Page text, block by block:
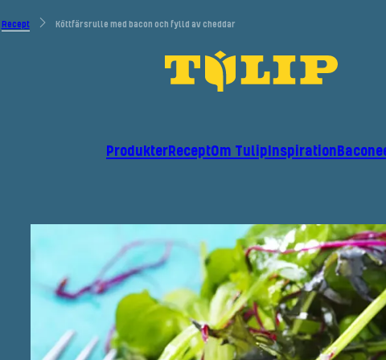
Recept Köttfärsrulle med bacon och fylld av cheddar
ProdukterReceptOm TulipInspiration